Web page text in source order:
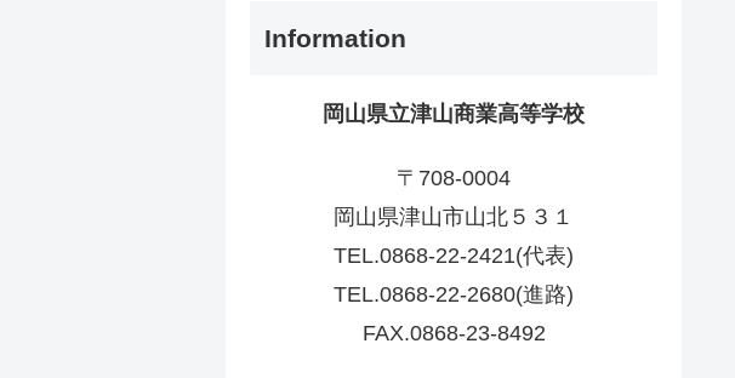
Information
岡山県立津山商業高等学校
〒708-0004
岡山県津山市山北５３１
TEL.0868-22-2421(代表)
TEL.0868-22-2680(進路)
FAX.0868-23-8492